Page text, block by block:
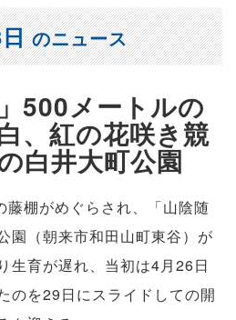
500メートルの
、紅の花咲き競
白井大町公園
のニュース
棚がめぐらされ、「山陰随
園（朝来市和田山町東谷）が
生育が遅れ、当初は4月26日
のを29日にスライドしての開